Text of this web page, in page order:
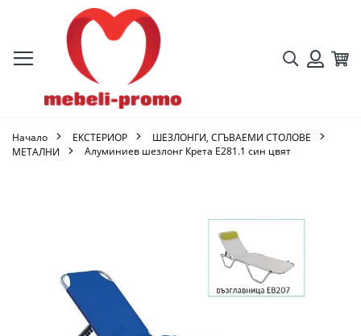
Търсене
Начало ЕКСТЕРИОР
ШЕЗЛОНГИ, СГЪВАЕМИ СТОЛОВЕ
МЕТАЛНИ
Алуминиев шезлонг Крета Ε281.1 син цвят
изображенията